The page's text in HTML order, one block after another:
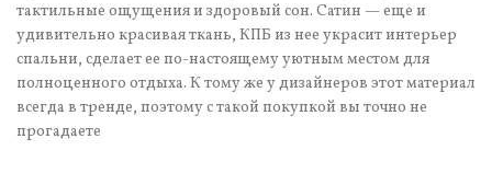
тактильные ощущения и здоровый сон. Сатин — еще и
удивительно красивая ткань, КПБ из нее украсит интерьер
спальни, сделает ее по-настоящему уютным местом для
полноценного отдыха. К тому же у дизайнеров этот материал
всегда в тренде, поэтому с такой покупкой вы точно не
прогадаете